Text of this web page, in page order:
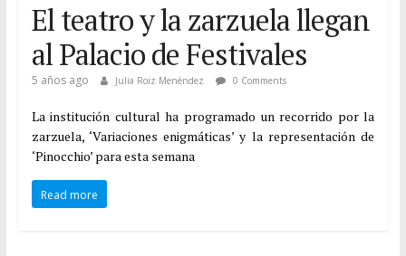
El teatro y la zarzuela llegan
al Palacio de Festivales
5 años ago Julia Roiz Menéndez 0 Comments
La institución cultural ha programado un recorrido por la
zarzuela, ‘Variaciones enigmáticas’ y la representación de
‘Pinocchio’ para esta semana
Read more